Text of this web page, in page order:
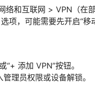
络和互联网 > VPN（在
项，可能需要先开启“
“+ 添加 VPN”按钮。
理员权限或设备解锁。